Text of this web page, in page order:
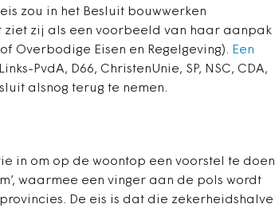
zou in het Besluit bouwwerken
ziet zij als een voorbeeld van haar aanpak
Overbodige Eisen en Regelgeving). Een
PvdA, D66, ChristenUnie, SP, NSC, CDA,
alsnog terug te nemen.
in om op de woontop een voorstel te doen
waarmee een vinger aan de pols wordt
De eis is dat die zekerheidshalve